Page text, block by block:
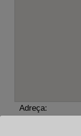
Adreça: